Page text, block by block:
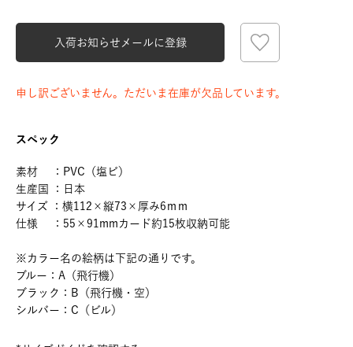
入荷お知らせメールに登録
申し訳ございません。ただいま在庫が欠品しています。
スペック
素材 ：PVC（塩ビ）
生産国 ：日本
サイズ ：横112×縦73×厚み6ｍｍ
仕様 ：55×91mmカード約15枚収納可能
※カラー名の絵柄は下記の通りです。
ブルー：A（飛行機）
ブラック：B（飛行機・空）
シルバー：C（ビル）